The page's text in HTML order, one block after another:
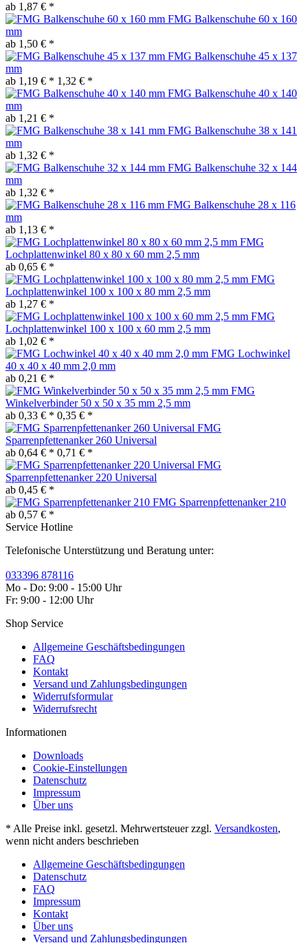
ab 1,87 € *
FMG Balkenschuhe 60 x 160
mm
ab 1,50 € *
FMG Balkenschuhe 45 x 137
mm
ab 1,19 € * 1,32 € *
FMG Balkenschuhe 40 x 140
mm
ab 1,21 € *
FMG Balkenschuhe 38 x 141
mm
ab 1,32 € *
FMG Balkenschuhe 32 x 144
mm
ab 1,32 € *
FMG Balkenschuhe 28 x 116
mm
ab 1,13 € *
FMG
Lochplattenwinkel 80 x 80 x 60 mm 2,5 mm
ab 0,65 € *
FMG
Lochplattenwinkel 100 x 100 x 80 mm 2,5 mm
ab 1,27 € *
FMG
Lochplattenwinkel 100 x 100 x 60 mm 2,5 mm
ab 1,02 € *
FMG Lochwinkel
40 x 40 x 40 mm 2,0 mm
ab 0,21 € *
FMG
Winkelverbinder 50 x 50 x 35 mm 2,5 mm
ab 0,33 € * 0,35 € *
FMG
Sparrenpfettenanker 260 Universal
ab 0,64 € * 0,71 € *
FMG
Sparrenpfettenanker 220 Universal
ab 0,45 € *
FMG Sparrenpfettenanker 210
ab 0,57 € *
Service Hotline
Telefonische Unterstützung und Beratung unter:
033396 878116
Mo - Do: 9:00 - 15:00 Uhr
Fr: 9:00 - 12:00 Uhr
Shop Service
Allgemeine Geschäftsbedingungen
FAQ
Kontakt
Versand und Zahlungsbedingungen
Widerrufsformular
Widerrufsrecht
Informationen
Downloads
Cookie-Einstellungen
Datenschutz
Impressum
Über uns
* Alle Preise inkl. gesetzl. Mehrwertsteuer zzgl. Versandkosten,
wenn nicht anders beschrieben
Allgemeine Geschäftsbedingungen
Datenschutz
FAQ
Impressum
Kontakt
Über uns
Versand und Zahlungsbedingungen